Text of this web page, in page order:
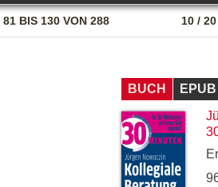
81 BIS 130 VON 288 10 / 20
BUCH EPUB
Zweck
Wird für die Speicherung der Benutzer-